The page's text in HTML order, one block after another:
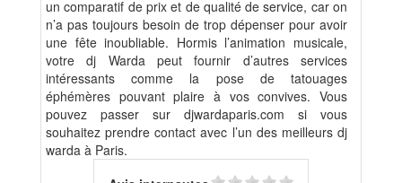
un comparatif de prix et de qualité de service, car on
n’a pas toujours besoin de trop dépenser pour avoir
une fête inoubliable. Hormis l’animation musicale,
votre dj Warda peut fournir d’autres services
intéressants comme la pose de tatouages
éphémères pouvant plaire à vos convives. Vous
pouvez passer sur djwardaparis.com si vous
souhaitez prendre contact avec l’un des meilleurs dj
warda à Paris.